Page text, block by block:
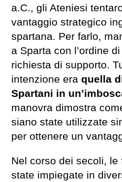
a.C., gli Ateniesi
vantaggio strategico
spartana. Per farlo,
a Sparta con l’ordine
richiesta di supporto.
intenzione era quella
Spartani in
manovra dimostra
siano state utilizzate
per ottenere un
Nel corso dei secoli, le
state impiegate in